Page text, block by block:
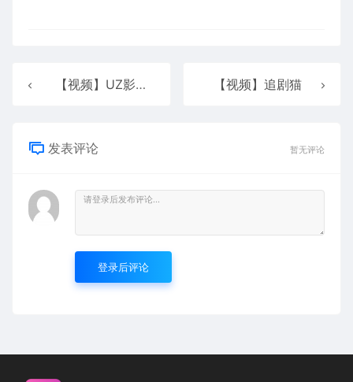
【视频】UZ影视 1.6.43 【视频】追剧猫
发表评论 暂无评论
登录后评论